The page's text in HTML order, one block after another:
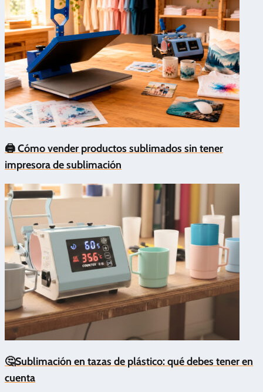
🖨️ Cómo vender productos sublimados sin tener
impresora de sublimación
🤔Sublimación en tazas de plástico: qué debes tener en
cuenta